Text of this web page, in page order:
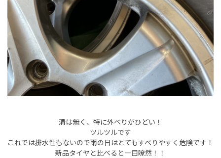
溝は無く、特に外べりがひどい！
ツルツルです
これでは排水性もないので雨の日はとてもすべりやすく危険です！
新品タイヤと比べると一目瞭然！！